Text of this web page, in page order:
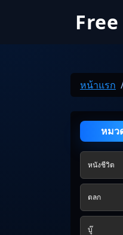
หน้าแรก
หมว
หนังชีวิต
ตลก
บู๊